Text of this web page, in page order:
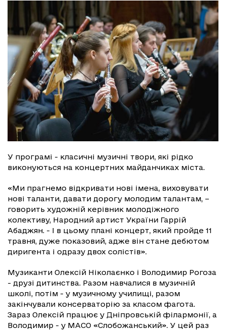
У програмі - класичні музичні твори, які рідко
виконуються на концертних майданчиках міста.
«Ми прагнемо відкривати нові імена, виховувати
нові таланти, давати дорогу молодим талантам, –
говорить художній керівник молодіжного
колективу, Народний артист України Гаррій
Абаджян. - І в цьому плані концерт, який пройде 11
травня, дуже показовий, адже він стане дебютом
диригента і одразу двох солістів».
Музиканти Олексій Ніколаєнко і Володимир Рогоза
- друзі дитинства. Разом навчалися в музичній
школі, потім - у музичному училищі, разом
закінчували консерваторію за класом фагота.
Зараз Олексій працює у Дніпровській філармонії, а
Володимир - у МАСО «Слобожанський». У цей раз